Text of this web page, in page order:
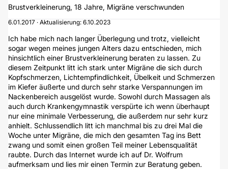
Brustverkleinerung, 18 Jahre, Migräne verschwunden
6.01.2017 · Aktualisierung: 6.10.2023
Ich habe mich nach langer Überlegung und trotz, vielleicht
sogar wegen meines jungen Alters dazu entschieden, mich
hinsichtlich einer Brustverkleinerung beraten zu lassen. Zu
diesem Zeitpunkt litt ich stark unter Migräne die sich durch
Kopfschmerzen, Lichtempfindlichkeit, Übelkeit und Schmerzen
im Kiefer äußerte und durch sehr starke Verspannungen im
Nackenbereich ausgelöst wurde. Sowohl durch Massagen als
auch durch Krankengymnastik verspürte ich wenn überhaupt
nur eine minimale Verbesserung, die außerdem nur sehr kurz
anhielt. Schlussendlich litt ich manchmal bis zu drei Mal die
Woche unter Migräne, die mich den gesamten Tag ins Bett
zwang und somit einen großen Teil meiner Lebensqualität
raubte. Durch das Internet wurde ich auf Dr. Wolfrum
aufmerksam und lies mir einen Termin zur Beratung geben.